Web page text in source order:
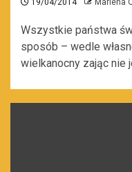
19/04/2014 Marlena
Wszystkie państwa
sposób – wedle
wielkanocny zając nie